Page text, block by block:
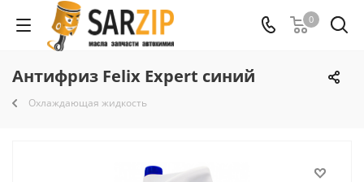
0
Антифриз Felix Expert синий
Охлаждающая жидкость